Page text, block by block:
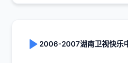
2006-2007湖南卫视快乐